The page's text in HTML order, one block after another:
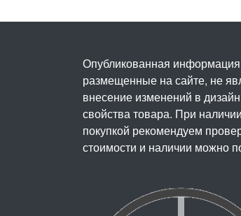
Опубликованная
размещенные на сайте, не
внесение изменений в
свойства товара. При
покупкой рекомендуем
стоимости и наличии можно